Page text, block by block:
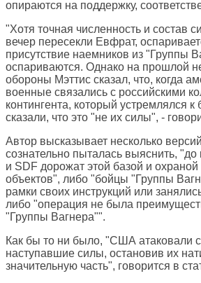
опираются на поддержку,
"Хотя точная численность и состав
вечер пересекли Евфрат,
присутствие наемников из "Группы
оспариваются. Однако на прошлой
обороны Мэттис сказал, что, когда
военные связались с российскими
контингента, который устремлялся к
сказали, что это "не их силы", -
Автор высказывает несколько
сознательно пыталась выяснить,
и SDF дорожат этой базой и
объектов", либо "бойцы "Группы
рамки своих инструкций или
либо "операция не была
"Группы Вагнера"".
Как бы то ни было, "США атаковали
наступавшие силы, остановив их
значительную часть", говорится в